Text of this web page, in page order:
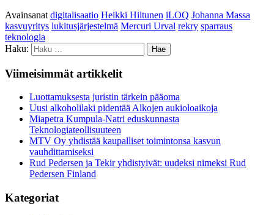
Avainsanat digitalisaatio Heikki Hiltunen iLOQ Johanna Massa
kasvuyritys lukitusjärjestelmä Mercuri Urval rekry sparraus
teknologia
Haku:
Viimeisimmät artikkelit
Luottamuksesta juristin tärkein pääoma
Uusi alkoholilaki pidentää Alkojen aukioloaikoja
Miapetra Kumpula-Natri eduskunnasta
Teknologiateollisuuteen
MTV Oy yhdistää kaupalliset toimintonsa kasvun
vauhdittamiseksi
Rud Pedersen ja Tekir yhdistyivät: uudeksi nimeksi Rud
Pedersen Finland
Kategoriat